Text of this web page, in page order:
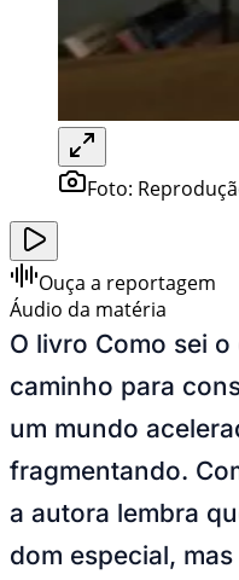
Foto:
Ouça a reportagem
Áudio da matéria
O livro Como sei
caminho para
um mundo
fragmentando.
a autora lembra
dom especial,